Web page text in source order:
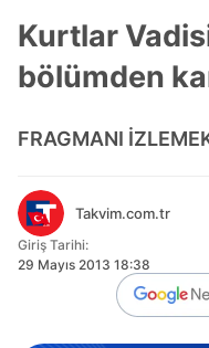
Kurtlar
bölümden
FRAGMANI
Takvim.com.tr
Giriş Tarihi:
29 Mayıs 2013 18:38